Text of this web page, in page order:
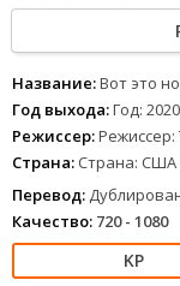
бойфрендом Марго,
своих родителей в
которую ониникогда
1 234 5 6 78
Название:Вот это
Год выхода:Год: 2020
Режиссер:
Страна: Страна: США
Перевод:
Качество: 720 - 1080